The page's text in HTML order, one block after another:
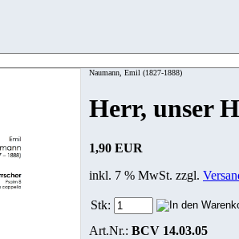
Naumann, Emil (1827-1888)
Herr, unser
1,90 EUR
inkl. 7 % MwSt. zzgl.
Stk:
Art.Nr.: BCV 14.03.05